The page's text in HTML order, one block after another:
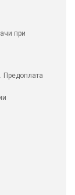
при
Предоплата